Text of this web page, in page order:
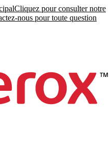
Cliquez pour consulter notre
nous pour toute question